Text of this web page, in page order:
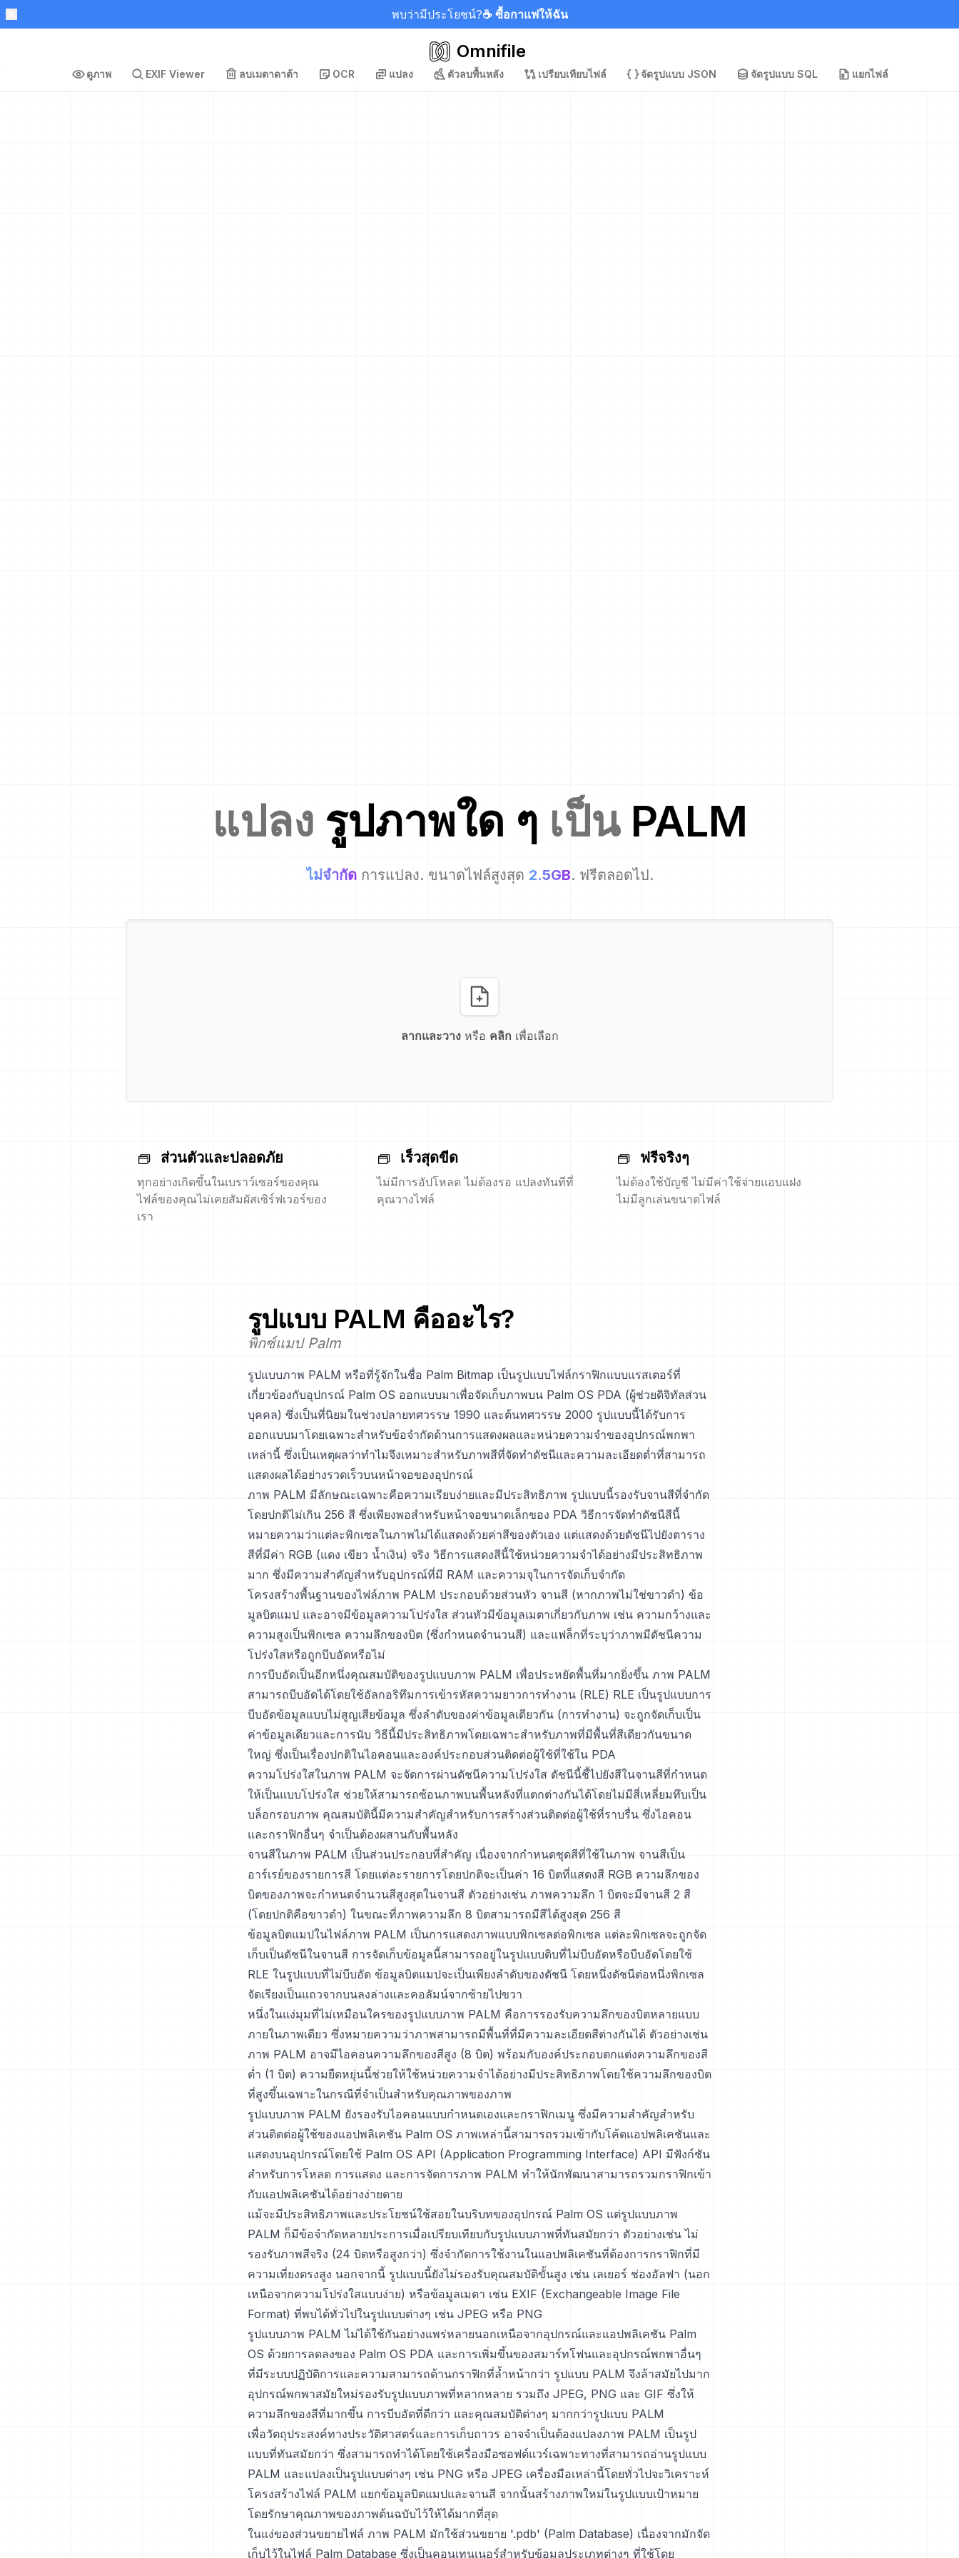
พบว่ามีประโยชน์?☕ ซื้อกาแฟให้ฉัน
Omnifile
ดูภาพ EXIF Viewer ลบเมตาดาต้า OCR แปลง ตัวลบพื้นหลัง เปรียบเทียบไฟล์ จัดรูปแบบ JSON จัดรูปแบบ SQL แยกไฟล์
แปลง รูปภาพใด ๆ เป็น PALM
ไม่จำกัด การแปลง. ขนาดไฟล์สูงสุด 2.5GB. ฟรีตลอดไป.
ลากและวางหรือ คลิก เพื่อเลือก
ส่วนตัวและปลอดภัย
ทุกอย่างเกิดขึ้นในเบราว์เซอร์ของคุณ
ไฟล์ของคุณไม่เคยสัมผัสเซิร์ฟเวอร์ของ
เรา
เร็วสุดขีด
ไม่มีการอัปโหลด ไม่ต้องรอ แปลงทันทีที่
คุณวางไฟล์
ฟรีจริงๆ
ไม่ต้องใช้บัญชี ไม่มีค่าใช้จ่ายแอบแฝง
ไม่มีลูกเล่นขนาดไฟล์
รูปแบบ PALM คืออะไร?
พิกซ์แมป Palm
รูปแบบภาพ PALM หรือที่รู้จักในชื่อ Palm Bitmap เป็นรูปแบบไฟล์กราฟิกแบบแรสเตอร์ที่
เกี่ยวข้องกับอุปกรณ์ Palm OS ออกแบบมาเพื่อจัดเก็บภาพบน Palm OS PDA (ผู้ช่วยดิจิทัลส่วน
บุคคล) ซึ่งเป็นที่นิยมในช่วงปลายทศวรรษ 1990 และต้นทศวรรษ 2000 รูปแบบนี้ได้รับการ
ออกแบบมาโดยเฉพาะสำหรับข้อจำกัดด้านการแสดงผลและหน่วยความจำของอุปกรณ์พกพา
เหล่านี้ ซึ่งเป็นเหตุผลว่าทำไมจึงเหมาะสำหรับภาพสีที่จัดทำดัชนีและความละเอียดต่ำที่สามารถ
แสดงผลได้อย่างรวดเร็วบนหน้าจอของอุปกรณ์
ภาพ PALM มีลักษณะเฉพาะคือความเรียบง่ายและมีประสิทธิภาพ รูปแบบนี้รองรับจานสีที่จำกัด
โดยปกติไม่เกิน 256 สี ซึ่งเพียงพอสำหรับหน้าจอขนาดเล็กของ PDA วิธีการจัดทำดัชนีสีนี้
หมายความว่าแต่ละพิกเซลในภาพไม่ได้แสดงด้วยค่าสีของตัวเอง แต่แสดงด้วยดัชนีไปยังตาราง
สีที่มีค่า RGB (แดง เขียว น้ำเงิน) จริง วิธีการแสดงสีนี้ใช้หน่วยความจำได้อย่างมีประสิทธิภาพ
มาก ซึ่งมีความสำคัญสำหรับอุปกรณ์ที่มี RAM และความจุในการจัดเก็บจำกัด
โครงสร้างพื้นฐานของไฟล์ภาพ PALM ประกอบด้วยส่วนหัว จานสี (หากภาพไม่ใช่ขาวดำ) ข้อ
มูลบิตแมป และอาจมีข้อมูลความโปร่งใส ส่วนหัวมีข้อมูลเมตาเกี่ยวกับภาพ เช่น ความกว้างและ
ความสูงเป็นพิกเซล ความลึกของบิต (ซึ่งกำหนดจำนวนสี) และแฟล็กที่ระบุว่าภาพมีดัชนีความ
โปร่งใสหรือถูกบีบอัดหรือไม่
การบีบอัดเป็นอีกหนึ่งคุณสมบัติของรูปแบบภาพ PALM เพื่อประหยัดพื้นที่มากยิ่งขึ้น ภาพ PALM
สามารถบีบอัดได้โดยใช้อัลกอริทึมการเข้ารหัสความยาวการทำงาน (RLE) RLE เป็นรูปแบบการ
บีบอัดข้อมูลแบบไม่สูญเสียข้อมูล ซึ่งลำดับของค่าข้อมูลเดียวกัน (การทำงาน) จะถูกจัดเก็บเป็น
ค่าข้อมูลเดียวและการนับ วิธีนี้มีประสิทธิภาพโดยเฉพาะสำหรับภาพที่มีพื้นที่สีเดียวกันขนาด
ใหญ่ ซึ่งเป็นเรื่องปกติในไอคอนและองค์ประกอบส่วนติดต่อผู้ใช้ที่ใช้ใน PDA
ความโปร่งใสในภาพ PALM จะจัดการผ่านดัชนีความโปร่งใส ดัชนีนี้ชี้ไปยังสีในจานสีที่กำหนด
ให้เป็นแบบโปร่งใส ช่วยให้สามารถซ้อนภาพบนพื้นหลังที่แตกต่างกันได้โดยไม่มีสี่เหลี่ยมทึบเป็น
บล็อกรอบภาพ คุณสมบัตินี้มีความสำคัญสำหรับการสร้างส่วนติดต่อผู้ใช้ที่ราบรื่น ซึ่งไอคอน
และกราฟิกอื่นๆ จำเป็นต้องผสานกับพื้นหลัง
จานสีในภาพ PALM เป็นส่วนประกอบที่สำคัญ เนื่องจากกำหนดชุดสีที่ใช้ในภาพ จานสีเป็น
อาร์เรย์ของรายการสี โดยแต่ละรายการโดยปกติจะเป็นค่า 16 บิตที่แสดงสี RGB ความลึกของ
บิตของภาพจะกำหนดจำนวนสีสูงสุดในจานสี ตัวอย่างเช่น ภาพความลึก 1 บิตจะมีจานสี 2 สี
(โดยปกติคือขาวดำ) ในขณะที่ภาพความลึก 8 บิตสามารถมีสีได้สูงสุด 256 สี
ข้อมูลบิตแมปในไฟล์ภาพ PALM เป็นการแสดงภาพแบบพิกเซลต่อพิกเซล แต่ละพิกเซลจะถูกจัด
เก็บเป็นดัชนีในจานสี การจัดเก็บข้อมูลนี้สามารถอยู่ในรูปแบบดิบที่ไม่บีบอัดหรือบีบอัดโดยใช้
RLE ในรูปแบบที่ไม่บีบอัด ข้อมูลบิตแมปจะเป็นเพียงลำดับของดัชนี โดยหนึ่งดัชนีต่อหนึ่งพิกเซล
จัดเรียงเป็นแถวจากบนลงล่างและคอลัมน์จากซ้ายไปขวา
หนึ่งในแง่มุมที่ไม่เหมือนใครของรูปแบบภาพ PALM คือการรองรับความลึกของบิตหลายแบบ
ภายในภาพเดียว ซึ่งหมายความว่าภาพสามารถมีพื้นที่ที่มีความละเอียดสีต่างกันได้ ตัวอย่างเช่น
ภาพ PALM อาจมีไอคอนความลึกของสีสูง (8 บิต) พร้อมกับองค์ประกอบตกแต่งความลึกของสี
ต่ำ (1 บิต) ความยืดหยุ่นนี้ช่วยให้ใช้หน่วยความจำได้อย่างมีประสิทธิภาพโดยใช้ความลึกของบิต
ที่สูงขึ้นเฉพาะในกรณีที่จำเป็นสำหรับคุณภาพของภาพ
รูปแบบภาพ PALM ยังรองรับไอคอนแบบกำหนดเองและกราฟิกเมนู ซึ่งมีความสำคัญสำหรับ
ส่วนติดต่อผู้ใช้ของแอปพลิเคชัน Palm OS ภาพเหล่านี้สามารถรวมเข้ากับโค้ดแอปพลิเคชันและ
แสดงบนอุปกรณ์โดยใช้ Palm OS API (Application Programming Interface) API มีฟังก์ชัน
สำหรับการโหลด การแสดง และการจัดการภาพ PALM ทำให้นักพัฒนาสามารถรวมกราฟิกเข้า
กับแอปพลิเคชันได้อย่างง่ายดาย
แม้จะมีประสิทธิภาพและประโยชน์ใช้สอยในบริบทของอุปกรณ์ Palm OS แต่รูปแบบภาพ
PALM ก็มีข้อจำกัดหลายประการเมื่อเปรียบเทียบกับรูปแบบภาพที่ทันสมัยกว่า ตัวอย่างเช่น ไม่
รองรับภาพสีจริง (24 บิตหรือสูงกว่า) ซึ่งจำกัดการใช้งานในแอปพลิเคชันที่ต้องการกราฟิกที่มี
ความเที่ยงตรงสูง นอกจากนี้ รูปแบบนี้ยังไม่รองรับคุณสมบัติขั้นสูง เช่น เลเยอร์ ช่องอัลฟา (นอก
เหนือจากความโปร่งใสแบบง่าย) หรือข้อมูลเมตา เช่น EXIF (Exchangeable Image File
Format) ที่พบได้ทั่วไปในรูปแบบต่างๆ เช่น JPEG หรือ PNG
รูปแบบภาพ PALM ไม่ได้ใช้กันอย่างแพร่หลายนอกเหนือจากอุปกรณ์และแอปพลิเคชัน Palm
OS ด้วยการลดลงของ Palm OS PDA และการเพิ่มขึ้นของสมาร์ทโฟนและอุปกรณ์พกพาอื่นๆ
ที่มีระบบปฏิบัติการและความสามารถด้านกราฟิกที่ล้ำหน้ากว่า รูปแบบ PALM จึงล้าสมัยไปมาก
อุปกรณ์พกพาสมัยใหม่รองรับรูปแบบภาพที่หลากหลาย รวมถึง JPEG, PNG และ GIF ซึ่งให้
ความลึกของสีที่มากขึ้น การบีบอัดที่ดีกว่า และคุณสมบัติต่างๆ มากกว่ารูปแบบ PALM
เพื่อวัตถุประสงค์ทางประวัติศาสตร์และการเก็บถาวร อาจจำเป็นต้องแปลงภาพ PALM เป็นรูป
แบบที่ทันสมัยกว่า ซึ่งสามารถทำได้โดยใช้เครื่องมือซอฟต์แวร์เฉพาะทางที่สามารถอ่านรูปแบบ
PALM และแปลงเป็นรูปแบบต่างๆ เช่น PNG หรือ JPEG เครื่องมือเหล่านี้โดยทั่วไปจะวิเคราะห์
โครงสร้างไฟล์ PALM แยกข้อมูลบิตแมปและจานสี จากนั้นสร้างภาพใหม่ในรูปแบบเป้าหมาย
โดยรักษาคุณภาพของภาพต้นฉบับไว้ให้ได้มากที่สุด
ในแง่ของส่วนขยายไฟล์ ภาพ PALM มักใช้ส่วนขยาย '.pdb' (Palm Database) เนื่องจากมักจัด
เก็บไว้ในไฟล์ Palm Database ซึ่งเป็นคอนเทนเนอร์สำหรับข้อมูลประเภทต่างๆ ที่ใช้โดย